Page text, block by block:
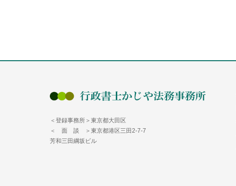
＜登録事務所＞東京都大田区
＜ 面 談 ＞東京都港区三田2-7-7
芳和三田綱坂ビル